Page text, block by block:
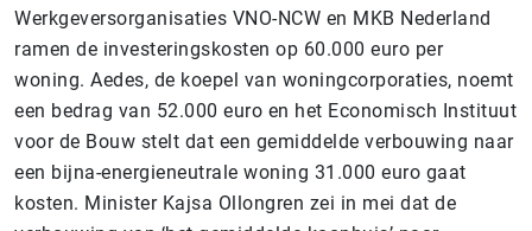
Werkgeversorganisaties VNO-NCW en MKB Nederland
ramen de investeringskosten op 60.000 euro per
woning. Aedes, de koepel van woningcorporaties, noemt
een bedrag van 52.000 euro en het Economisch Instituut
voor de Bouw stelt dat een gemiddelde verbouwing naar
een bijna-energieneutrale woning 31.000 euro gaat
kosten. Minister Kajsa Ollongren zei in mei dat de